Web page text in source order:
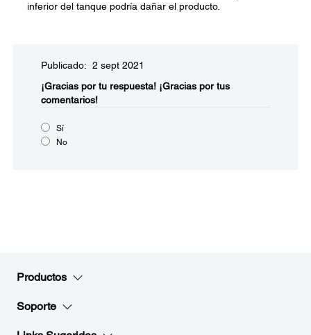
inferior del tanque podría dañar el producto.
Publicado: 2 sept 2021
¡Gracias por tu respuesta! ¡Gracias por tus
comentarios!
Sí
No
Productos
Soporte